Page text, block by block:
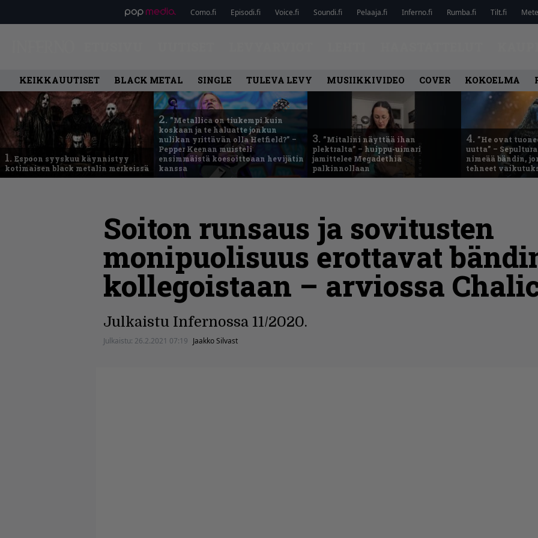
Como.fi Episodi.fi Voice.fi Soundi.fi Pelaaja.fi Inferno.fi Rumba.fi Tilt.fi
KEIKKAUUTISET BLACK METAL SINGLE TULEVA LEVY MUSIIKKIVIDEO COVER KOKOELMA
1. Espoon syyskuu käynnistyy
kotimaisen black metalin merkeissä
2. ”Metallica on tiukempi kuin
koskaan ja te haluatte jonkun
nulikan yrittävän olla Hetfield?” –
Pepper Keenan muisteli
ensimmäistä koesoittoaan hevijätin
kanssa
3. ”Mitalini näyttää ihan
plektralta” – huippu-uimari
jamittelee Megadethiä
palkinnollaan
4. ”He ovat
uutta” –
nimeää bändin,
tehneet
Soiton runsaus ja sovitusten
monipuolisuus erottavat
kollegoistaan – arviossa
Julkaistu Infernossa 11/2020.
Julkaistu: 26.2.2021 07:19 Jaakko Silvast